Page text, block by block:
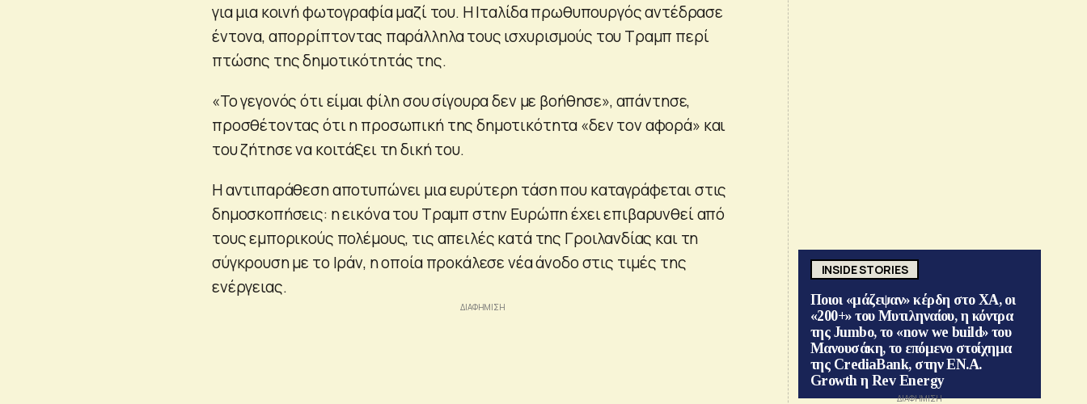
για μια κοινή φωτογραφία μαζί του. Η Ιταλίδα πρωθυπουργός αντέδρασε
έντονα, απορρίπτοντας παράλληλα τους ισχυρισμούς του Τραμπ περί
πτώσης της δημοτικότητάς της.
«Το γεγονός ότι είμαι φίλη σου σίγουρα δεν με βοήθησε», απάντησε,
προσθέτοντας ότι η προσωπική της δημοτικότητα «δεν τον αφορά» και
του ζήτησε να κοιτάξει τη δική του.
Η αντιπαράθεση αποτυπώνει μια ευρύτερη τάση που καταγράφεται στις
δημοσκοπήσεις: η εικόνα του Τραμπ στην Ευρώπη έχει επιβαρυνθεί από
τους εμπορικούς πολέμους, τις απειλές κατά της Γροιλανδίας και τη
σύγκρουση με το Ιράν, η οποία προκάλεσε νέα άνοδο στις τιμές της
ενέργειας.
INSIDE STORIES
Ποιοι «μάζεψαν» κέρδη στο ΧΑ, οι
«200+» του Μυτιληναίου, η κόντρα
της Jumbo, το «now we build» του
Μανουσάκη, το επόμενο στοίχημα
της CrediaBank, στην ΕΝ.Α.
Growth η Rev Energy